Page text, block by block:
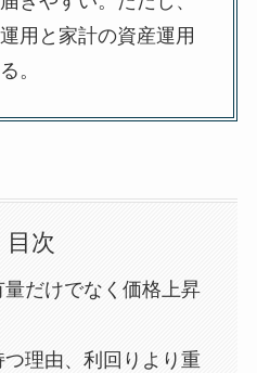
用と家計の資産運用
。
目次
量だけでなく価格上昇
理由、利回りより重